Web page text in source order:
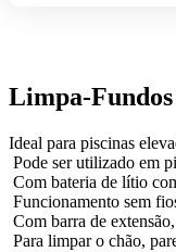
Limpa-
Ideal para piscinas
Pode ser utilizado em
Com bateria de lítio
Funcionamento sem
Com barra de
Para limpar o chão,